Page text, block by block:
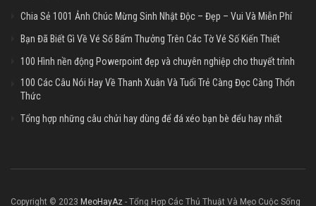
Chia Sẻ 1001 Ảnh Chúc Mừng Sinh Nhật Độc – Đẹp – Vui Và Miễn Phí
Bạn Đã Biết Gì Về Vé Số Bấm Thưởng Trên Các Tờ Vé Số Kiến Thiết
100 Hình nền động Powerpoint đẹp và chuyên nghiệp cho thuyết trình
100 Các Câu Nói Hay Về Thanh Xuân Và Tuổi Trẻ Càng Đọc Càng Thổn
Thức
Tổng hợp những câu chửi hay dùng để đá xéo bạn bè đểu hay nhất
Copyright © 2023 MeoHayAz - Tổng Hợp Các Thủ Thuật Và Mẹo Cuộc Sống